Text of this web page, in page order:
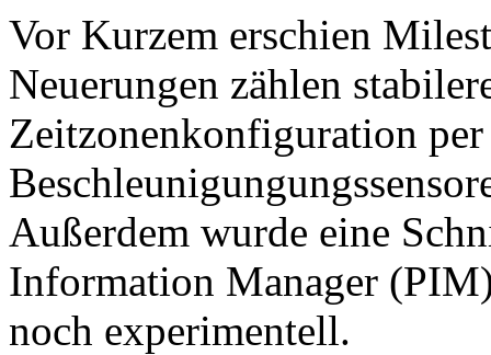
Vor Kurzem erschien
Neuerungen zählen
Zeitzonenkonfiguration
Außerdem wurde eine
Information Manager
noch experimentell.